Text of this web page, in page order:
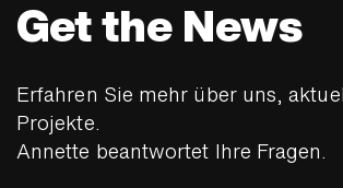
Get the News
Erfahren Sie mehr über uns,
Projekte.
Annette beantwortet Ihre Fragen.